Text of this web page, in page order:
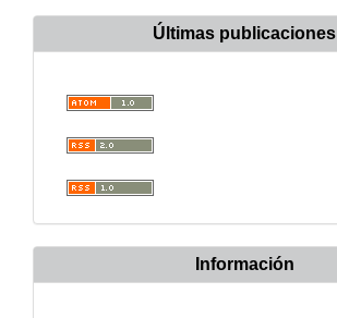
Últimas publicaciones
Información